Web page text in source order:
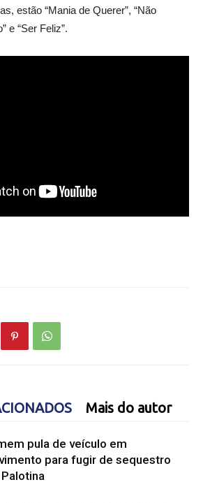
estão “Mania de Querer”, “Não
e “Ser Feliz”.
Mais do autor
pula de veículo em
para fugir de sequestro